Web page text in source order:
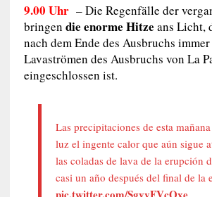
9.00 Uhr– Die Regenfälle der
bringen die enorme Hitze ans Licht,
nach dem Ende des Ausbruchs
Lavaströmen des Ausbruchs von La
eingeschlossen ist.
Las precipitaciones de esta
luz el ingente calor que aún sigue
las coladas de lava de la erupción
casi un año después del final de la